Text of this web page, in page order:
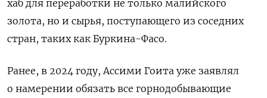
хаб для переработки не только малийского
золота, но и сырья, поступающего из соседних
стран, таких как Буркина-Фасо.
Ранее, в 2024 году, Ассими Гоита уже заявлял
о намерении обязать все горнодобывающие